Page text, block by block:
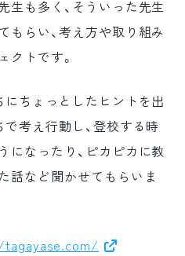
生も多く、そういった先生
もらい、考え方や取り組み
クトです。
にちょっとしたヒントを出
考え行動し、登校する時
になったり、ピカピカに教
話など聞かせてもらいま